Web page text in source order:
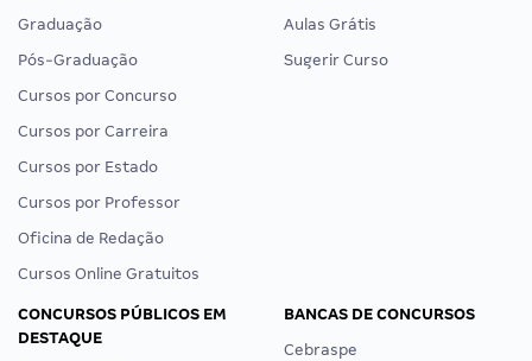
Graduação
Pós-Graduação
Cursos por Concurso
Cursos por Carreira
Cursos por Estado
Cursos por Professor
Oficina de Redação
Cursos Online Gratuitos
Aulas Grátis
Sugerir Curso
CONCURSOS PÚBLICOS EM
DESTAQUE
BANCAS DE CONCURSOS
Cebraspe